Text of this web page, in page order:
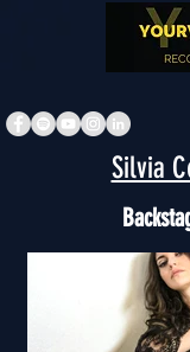
Silvia